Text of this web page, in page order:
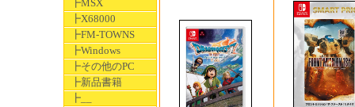
┣MSX
┣X68000
┣FM-TOWNS
┣Windows
┣その他のPC
┣新品書籍
┣__